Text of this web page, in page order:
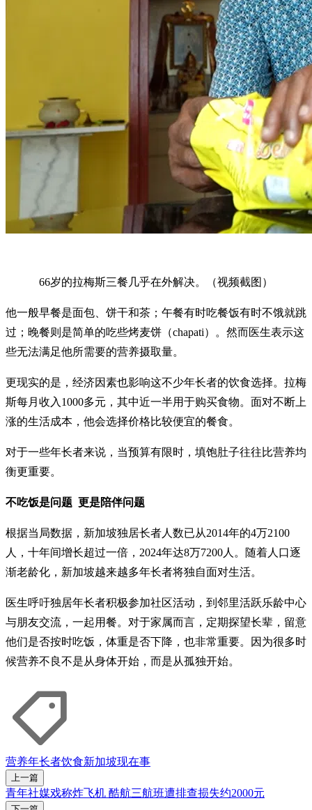
66岁的拉梅斯三餐几乎在外解决。（视频截图）
他一般早餐是面包、饼干和茶；午餐有时吃餐饭有时不饿就跳
过；晚餐则是简单的吃些烤麦饼（chapati）。然而医生表示这
些无法满足他所需要的营养摄取量。
更现实的是，经济因素也影响这不少年长者的饮食选择。拉梅
斯每月收入1000多元，其中近一半用于购买食物。面对不断上
涨的生活成本，他会选择价格比较便宜的餐食。
对于一些年长者来说，当预算有限时，填饱肚子往往比营养均
衡更重要。
不吃饭是问题 更是陪伴问题
根据当局数据，新加坡独居长者人数已从2014年的4万2100
人，十年间增长超过一倍，2024年达8万7200人。随着人口逐
渐老龄化，新加坡越来越多年长者将独自面对生活。
医生呼吁独居年长者积极参加社区活动，到邻里活跃乐龄中心
与朋友交流，一起用餐。对于家属而言，定期探望长辈，留意
他们是否按时吃饭，体重是否下降，也非常重要。因为很多时
候营养不良不是从身体开始，而是从孤独开始。
营养年长者饮食新加坡现在事
上一篇
青年社媒戏称炸飞机 酷航三航班遭排查损失约2000元